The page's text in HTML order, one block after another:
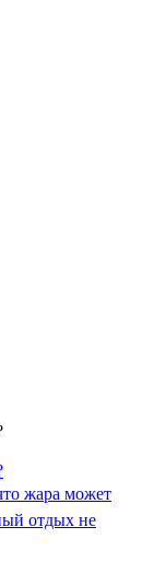
жара может
отдых не